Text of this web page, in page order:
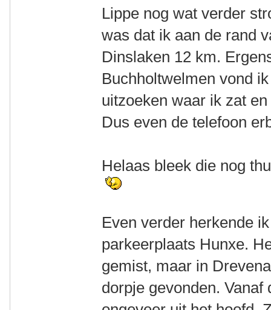
Lippe nog wat verder
was dat ik aan de rand
Dinslaken 12 km.
Buchholtwelmen vond
uitzoeken waar ik zat
Dus even de telefoon
Helaas bleek die nog
Even verder herkende
parkeerplaats Hunxe.
gemist, maar in
dorpje gevonden.